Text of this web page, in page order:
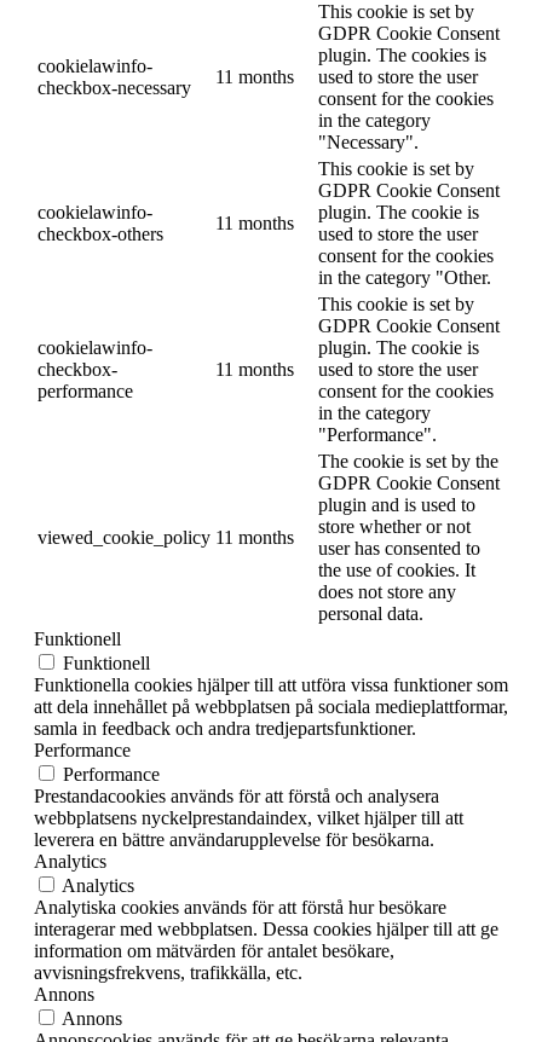
cookielawinfo-
checkbox-necessary
11 months
This cookie is set by
GDPR Cookie Consent
plugin. The cookies is
used to store the user
consent for the cookies
in the category
"Necessary".
cookielawinfo-
checkbox-others
11 months
This cookie is set by
GDPR Cookie Consent
plugin. The cookie is
used to store the user
consent for the cookies
in the category "Other.
cookielawinfo-
checkbox-
performance
11 months
This cookie is set by
GDPR Cookie Consent
plugin. The cookie is
used to store the user
consent for the cookies
in the category
"Performance".
viewed_cookie_policy 11 months
The cookie is set by the
GDPR Cookie Consent
plugin and is used to
store whether or not
user has consented to
the use of cookies. It
does not store any
personal data.
Funktionell
Funktionell
Funktionella cookies hjälper till att utföra vissa funktioner som
att dela innehållet på webbplatsen på sociala medieplattformar,
samla in feedback och andra tredjepartsfunktioner.
Performance
Performance
Prestandacookies används för att förstå och analysera
webbplatsens nyckelprestandaindex, vilket hjälper till att
leverera en bättre användarupplevelse för besökarna.
Analytics
Analytics
Analytiska cookies används för att förstå hur besökare
interagerar med webbplatsen. Dessa cookies hjälper till att ge
information om mätvärden för antalet besökare,
avvisningsfrekvens, trafikkälla, etc.
Annons
Annons